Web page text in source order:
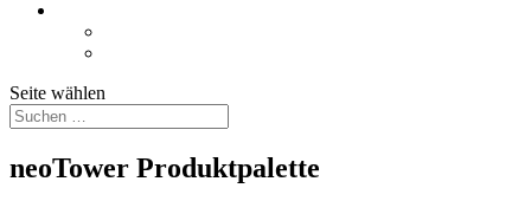
Seite wählen
neoTower Produktpalette